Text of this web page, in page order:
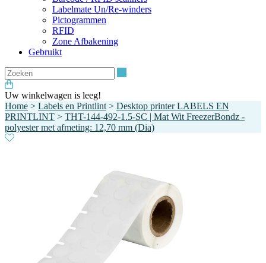
Labelmate Un/Re-winders
Pictogrammen
RFID
Zone Afbakening
Gebruikt
Uw winkelwagen is leeg!
Home > Labels en Printlint > Desktop printer LABELS EN
PRINTLINT > THT-144-492-1.5-SC | Mat Wit FreezerBondz -
polyester met afmeting: 12,70 mm (Dia)